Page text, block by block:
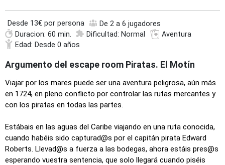
Desde 13€ por persona
De 2 a 6 jugadores
Duracion: 60 min.
Dificultad: Normal
Aventura
Edad: Desde 0 años
Argumento del escape room Piratas. El Motín
Viajar por los mares puede ser una aventura peligrosa, aún más
en 1724, en pleno conflicto por controlar las rutas mercantes y
con los piratas en todas las partes.
Estábais en las aguas del Caribe viajando en una ruta conocida,
cuando habéis sido capturad@s por el capitán pirata Edward
Roberts. Llevad@s a fuerza a las bodegas, ahora estáis pres@s
esperando vuestra sentencia, que solo llegará cuando piséis